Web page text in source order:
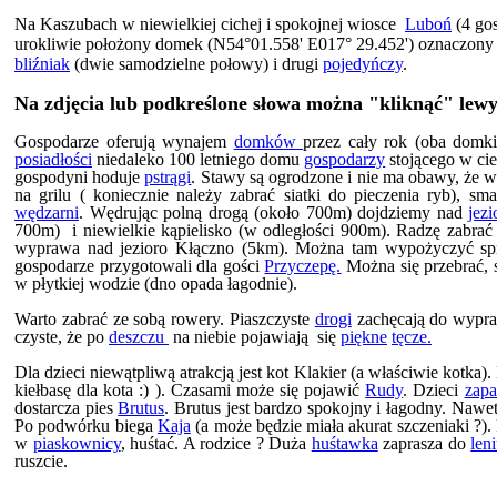
Na Kaszubach w niewielkiej cichej i spokojnej wiosce Luboń (4
urokliwie położony domek (N54°01.558' E017° 29.452')
bliźniak (dwie samodzielne połowy) i drugi pojedyńczy.
Na zdjęcia lub podkreślone słowa można "kliknąć"
Gospodarze oferują wynajem domkówprzez cały rok (oba
posiadłości niedaleko 100 letniego domu gospodarzy stojącego w
gospodyni hodujepstrągi. Stawy są ogrodzone i nie ma obawy, że
na grilu ( koniecznie należy zabrać siatki do pieczenia ryb),
wędzarni. Wędrując polną drogą (około 700m) dojdziemy nad
700m) i niewielkie kąpielisko (w odległości 900m). Radzę
wyprawa nad jezioro Kłączno (5km). Można tam wypożyczyć
gospodarze przygotowali dla gościPrzyczepę. Można się
w płytkiej wodzie (dno opada łagodnie).
Warto zabrać ze sobą rowery. Piaszczyste drogi zachęcają do
czyste, że po deszczu na niebie pojawiają się piękne tęcze.
Dla dzieci niewątpliwą atrakcją jest kot Klakier (a właściwie
kiełbasę dla kota :) ). Czasami może się pojawićRudy. Dzieci
dostarcza piesBrutus. Brutus jest bardzo spokojny i łagodny.
Po podwórku biega Kaja (a może będzie miała akurat szczeniaki
w piaskownicy, huśtać. A rodzice ? Duża huśtawka zaprasza do
ruszcie.